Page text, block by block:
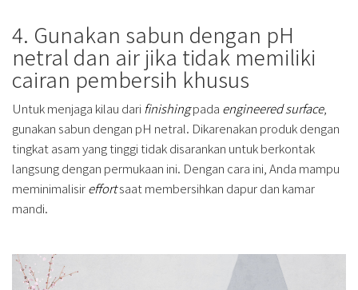
4. Gunakan sabun dengan pH
netral dan air jika tidak memiliki
cairan pembersih khusus
Untuk menjaga kilau dari finishingpada engineered surface,
gunakan sabun dengan pH netral. Dikarenakan produk dengan
tingkat asam yang tinggi tidak disarankan untuk berkontak
langsung dengan permukaan ini. Dengan cara ini, Anda mampu
meminimalisireffortsaat membersihkan dapur dan kamar
mandi.